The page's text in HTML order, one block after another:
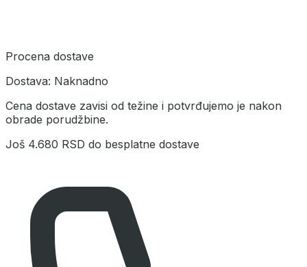
Procena dostave
Dostava: Naknadno
Cena dostave zavisi od težine i potvrđujemo je nakon
obrade porudžbine.
Još 4.680 RSD do besplatne dostave